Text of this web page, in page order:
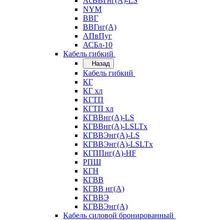
NYM
ВВГ
ВВГнг(А)
АПвПуг
АСБл-10
Кабель гибкий
Назад
Кабель гибкий
КГ
КГ хл
КГТП
КГТП хл
КГВВнг(А)-LS
КГВВнг(А)-LSLTx
КГВВЭнг(А)-LS
КГВВЭнг(А)-LSLTx
КГППнг(А)-HF
РПШ
КГН
КГВВ
КГВВ нг(А)
КГВВЭ
КГВВЭнг(А)
Кабель силовой бронированный